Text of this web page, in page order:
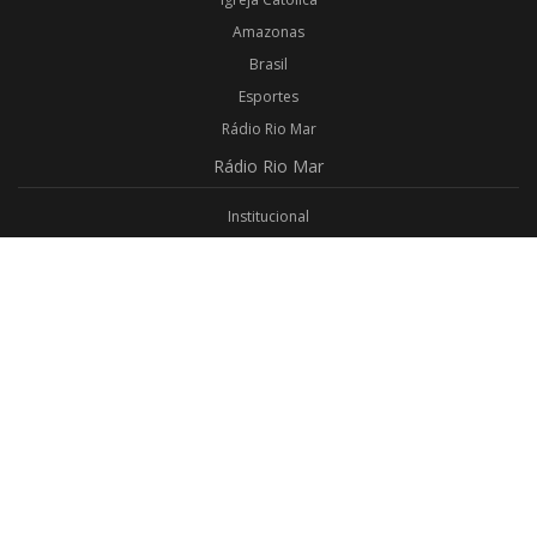
Amazonas
Brasil
Esportes
Rádio Rio Mar
Rádio Rio Mar
Institucional